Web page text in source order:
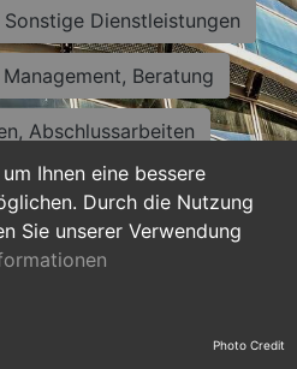
Ihnen eine bessere
Durch die Nutzung
Sie unserer Verwendung
Sonstige Dienstleistungen
Management, Beratung
Abschlussarbeiten
Sekretariat
Nebenjobs
duale Ausbildung Photo Credit